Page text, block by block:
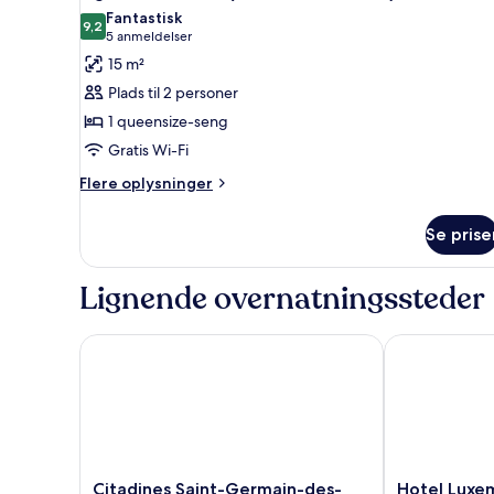
billeder
af
Signatur-
værelse
(Terrasse
vue
Eiffel)
9,29,2 ud af 10
Fantastisk
5 anmeldelser
(5
anmeldelser)
15 m²
Plads til 2 personer
1 queensize-seng
Gratis Wi-Fi
Flere oplysninger
Flere
værelse
vue
Se
Lignende overnatningssteder
Citadines
Citadines Saint-Germain-des-
Citadines Saint-Germain-des-Prés Paris
Hotel
Hotel
Hotel